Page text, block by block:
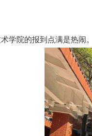
学院的报到点满是热闹